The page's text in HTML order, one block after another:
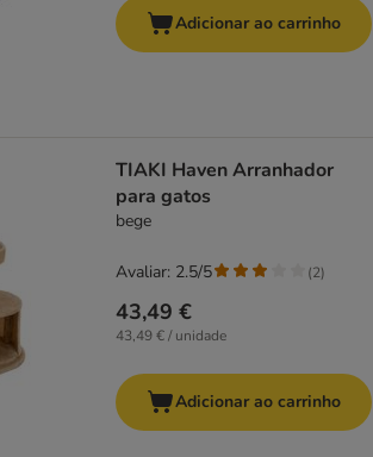
Adicionar ao carrinho
TIAKI Haven Arranhador
para gatos
bege
43,49 €
43,49 € / unidade
Avaliar: 2.5/5 (2)
Adicionar ao carrinho